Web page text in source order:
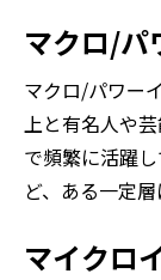
マクロ/パ
マクロ/パワー
上と有名人や
で頻繁に活躍
ど、ある一定
マイクロ